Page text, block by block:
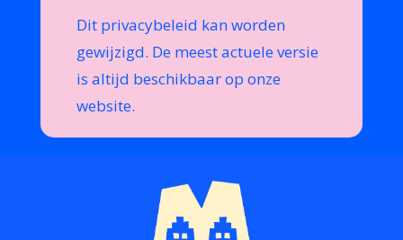
Dit privacybeleid kan worden
gewijzigd. De meest actuele versie
is altijd beschikbaar op onze
website.